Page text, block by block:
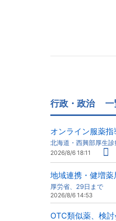
行政・政治 一
オンライン服薬
北海道・西興部厚生診
2026/8/6 18:11
地域連携・健増薬
厚労省、29日まで
2026/8/6 14:53
OTC類似薬、検